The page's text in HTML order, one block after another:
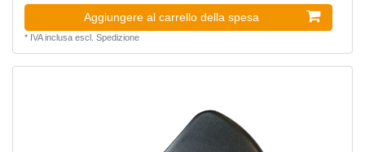
Aggiungere al carrello della spesa
* IVA inclusaescl. Spedizione